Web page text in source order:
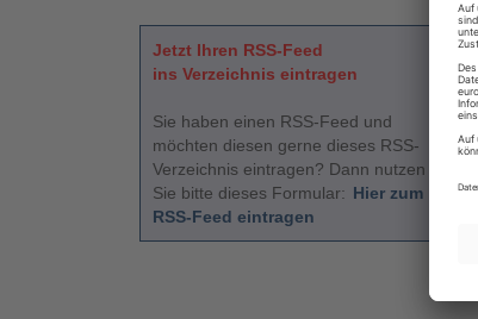
Jetzt Ihren RSS-Feed
ins Verzeichnis eintragen
Sie haben einen RSS-Feed und
möchten diesen gerne dieses RSS-
Verzeichnis eintragen? Dann nutzen
Sie bitte dieses Formular: Hier zum
RSS-Feed eintragen